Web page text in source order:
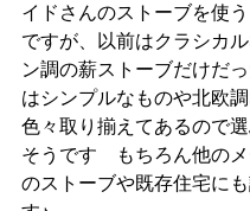
イドさんのストーブを使
ですが、以前はクラシカ
ン調の薪ストーブだけだ
はシンプルなものや北欧
色々取り揃えてあるので
そうです　もちろん他の
のストーブや既存住宅に